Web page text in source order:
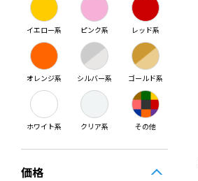
イエロー系 ピンク系 レッド系
オレンジ系 シルバー系 ゴールド系
ホワイト系 クリア系 その他
価格